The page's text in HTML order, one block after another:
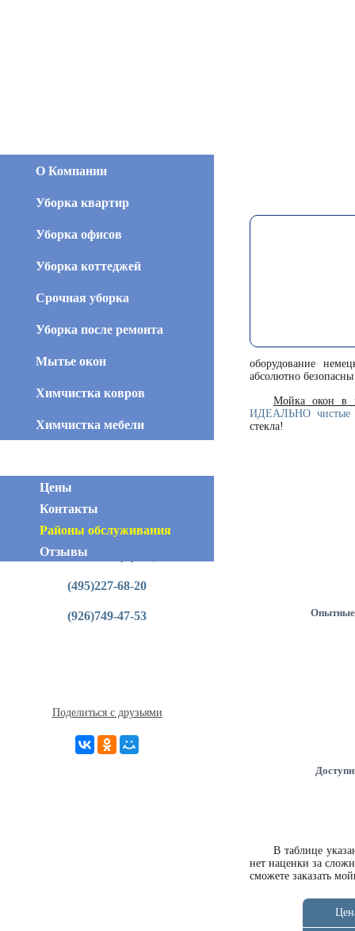
О Компании
Уборка квартир
Уборка офисов
Уборка коттеджей
Срочная уборка
Уборка после ремонта
Мытье окон
Химчистка ковров
Химчистка мебели
Цены
Контакты
Районы обслуживания
Отзывы
оборудование
абсолютно
Мойка окон в
ИДЕАЛЬНО чистые
стекла!
В таблице
нет наценки за
сможете заказать
Контактная информация
(495)227-68-20
(926)749-47-53
Поделиться с друзьями